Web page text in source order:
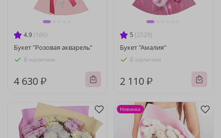
4.9 (166)
Букет "Розовая акварель"
В наличии
4 630 ₽
5 (2529)
Букет "Амалия"
В наличии
2 110 ₽
Новинка